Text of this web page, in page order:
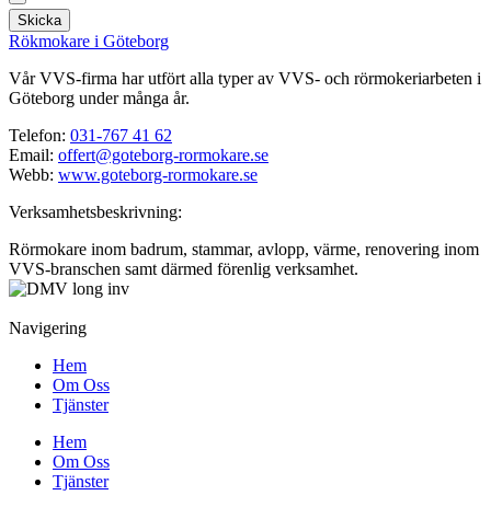
Skicka
Rökmokare i Göteborg
Vår VVS-firma har utfört alla typer av VVS- och rörmokeriarbeten i
Göteborg under många år.
Telefon: 031-767 41 62
Email: offert@goteborg-rormokare.se
Webb: www.goteborg-rormokare.se
Verksamhetsbeskrivning:
Rörmokare inom badrum, stammar, avlopp, värme, renovering inom
VVS-branschen samt därmed förenlig verksamhet.
Navigering
Hem
Om Oss
Tjänster
Hem
Om Oss
Tjänster